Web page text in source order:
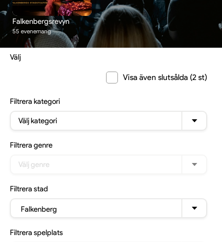
Falkenbergsrevyn
55 evenemang
Välj
Visa även slutsålda (2 st)
Filtrera kategori
Välj kategori
Filtrera genre
Välj genre
Filtrera stad
Falkenberg
Filtrera spelplats